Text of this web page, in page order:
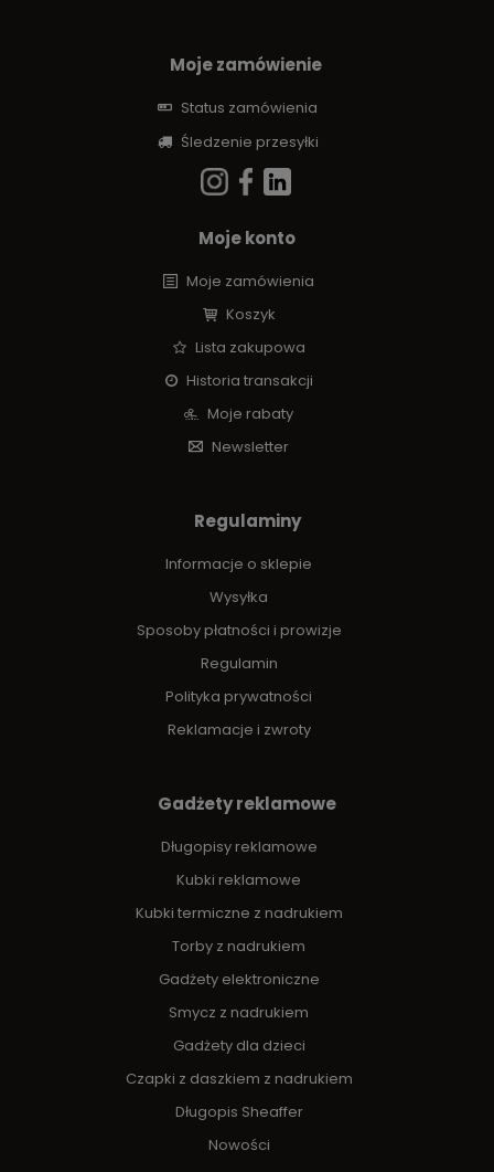
Moje zamówienie
Status zamówienia
Śledzenie przesyłki
Moje konto
Moje zamówienia
Koszyk
Lista zakupowa
Historia transakcji
Moje rabaty
Newsletter
Regulaminy
Informacje o sklepie
Wysyłka
Sposoby płatności i prowizje
Regulamin
Polityka prywatności
Reklamacje i zwroty
Gadżety reklamowe
Długopisy reklamowe
Kubki reklamowe
Kubki termiczne z nadrukiem
Torby z nadrukiem
Gadżety elektroniczne
Smycz z nadrukiem
Gadżety dla dzieci
Czapki z daszkiem z nadrukiem
Długopis Sheaffer
Nowości